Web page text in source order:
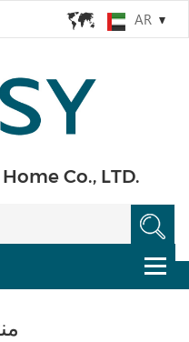
AR
Co., LTD.